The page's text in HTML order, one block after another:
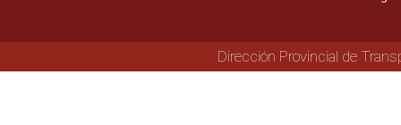
Dirección Provincial de